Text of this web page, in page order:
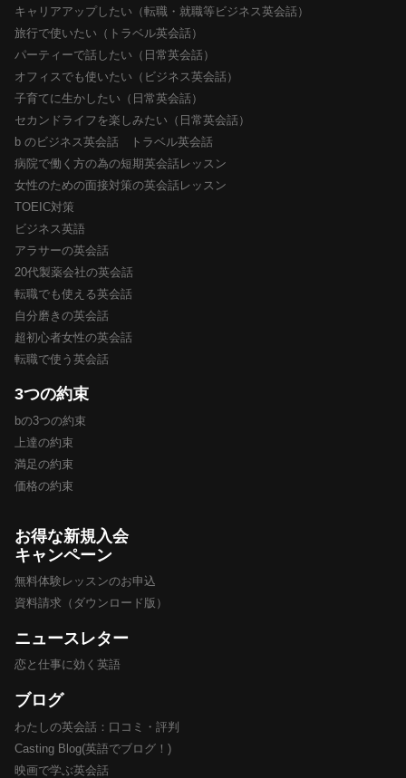
キャリアアップしたい（転職・就職等ビジネス英会話）
旅行で使いたい（トラベル英会話）
パーティーで話したい（日常英会話）
オフィスでも使いたい（ビジネス英会話）
子育てに生かしたい（日常英会話）
セカンドライフを楽しみたい（日常英会話）
b のビジネス英会話 トラベル英会話
病院で働く方の為の短期英会話レッスン
女性のための面接対策の英会話レッスン
TOEIC対策
ビジネス英語
アラサーの英会話
20代製薬会社の英会話
転職でも使える英会話
自分磨きの英会話
超初心者女性の英会話
転職で使う英会話
3つの約束
bの3つの約束
上達の約束
満足の約束
価格の約束
お得な新規入会
キャンペーン
無料体験レッスンのお申込
資料請求（ダウンロード版）
ニュースレター
恋と仕事に効く英語
ブログ
わたしの英会話：口コミ・評判
Casting Blog(英語でブログ！)
映画で学ぶ英会話